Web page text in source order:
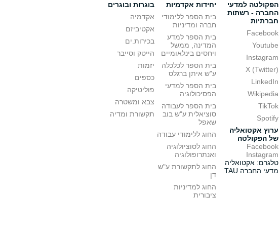
הפקולטה למדעי
החברה - רשתות
חברתיות
Facebook
Youtube
Instagram
X (Twitter)
LinkedIn
Wikipedia
TikTok
Spotify
ערוץ אקטואליה
של הפקולטה
Facebook
Instagram
טלגרם: אקטואליה
מדעי החברה TAU
יחידות אקדמיות
בית הספר ללימודי
חברה ומדיניות
בית הספר למדע
המדינה, ממשל
ויחסים בינלאומיים
בית הספר לכלכלה
ע"ש איתן ברגלס
בית הספר למדעי
הפסיכולוגיה
בית הספר לעבודה
סוציאלית ע"ש בוב
שאפל
החוג ללימודי עבודה
החוג לסוציולוגיה
ואנתרופולוגיה
החוג לתקשורת ע"ש
דן
החוג למדיניות
ציבורית
בוגרות ובוגרים
אקדמיה
אקטיביזם
בכירות.ים
הייטק וסייבר
יזמות
כספים
פוליטיקה
צבא ומשטרה
תקשורת ומדיה